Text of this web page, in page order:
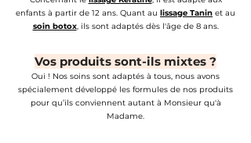
enfants à partir de 12 ans. Quant au lissage Tanin et au
soin botox, ils sont adaptés dès l'âge de 8 ans.
Vos produits sont-ils mixtes ?
Oui ! Nos soins sont adaptés à tous, nous avons
spécialement développé les formules de nos produits
pour qu’ils conviennent autant à Monsieur qu'à
Madame.